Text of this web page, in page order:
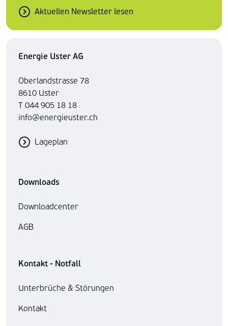
Aktuellen Newsletter lesen
Energie Uster AG
Oberlandstrasse 78
8610 Uster
T 044 905 18 18
info@energieuster.ch
Lageplan
Downloads
Downloadcenter
AGB
Kontakt - Notfall
Unterbrüche & Störungen
Kontakt